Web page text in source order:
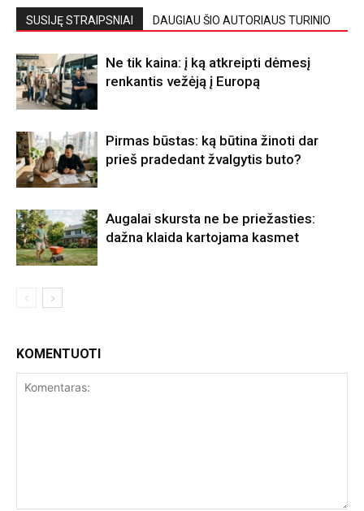
SUSIJĘ STRAIPSNIAI DAUGIAU ŠIO AUTORIAUS TURINIO
Ne tik kaina: į ką atkreipti dėmesį
renkantis vežėją į Europą
Pirmas būstas: ką būtina žinoti dar
prieš pradedant žvalgytis buto?
Augalai skursta ne be priežasties:
dažna klaida kartojama kasmet
KOMENTUOTI